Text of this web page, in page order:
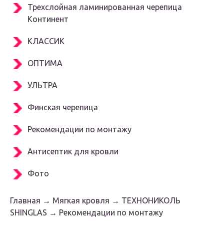
Трехслойная ламинированная черепица
Континент
КЛАССИК
ОПТИМА
УЛЬТРА
Финская черепица
Рекомендации по монтажу
Антисептик для кровли
Фото
Главная → Мягкая кровля → ТЕХНОНИКОЛЬ
SHINGLAS → Рекомендации по монтажу